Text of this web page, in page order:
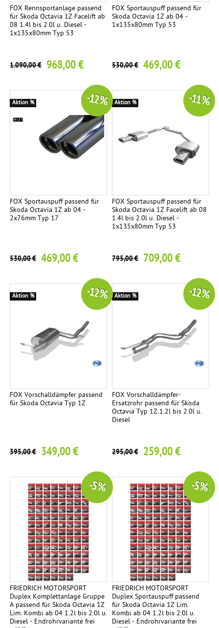
FOX Rennsportanlage passend
für Skoda Octavia 1Z Facelift ab
08 1.4l bis 2.0l u. Diesel -
1x135x80mm Typ 53
1.090,00 € 968,00 €
FOX Sportauspuff passend für
Skoda Octavia 1Z ab 04 -
1x135x80mm Typ 53
530,00 € 469,00 €
FOX Sportauspuff passend für
Skoda Octavia 1Z ab 04 -
2x76mm Typ 17
530,00 € 469,00 €
-12 %
Aktion %
FOX Sportauspuff passend für
Skoda Octavia 1Z Facelift ab 08
1.4l bis 2.0l u. Diesel -
1x135x80mm Typ 53
795,00 € 709,00 €
-11 %
Aktion %
FOX Vorschalldämpfer passend
für Skoda Octavia Typ 1Z
395,00 € 349,00 €
-12 %
Aktion %
FOX Vorschalldämpfer-
Ersatzrohr passend für Skoda
Octavia Typ 1Z 1.2l bis 2.0l u.
Diesel
295,00 € 259,00 €
-12 %
Aktion %
FRIEDRICH MOTORSPORT
Duplex Komplettanlage Gruppe
A passend für Skoda Octavia 1Z
Lim. Kombi ab 04 1.2l bis 2.0l u.
Diesel - Endrohrvariante frei
-5 %
FRIEDRICH MOTORSPORT
Duplex Sportauspuff passend
für Skoda Octavia 1Z Lim.
Kombi ab 04 1.2l bis 2.0l u.
Diesel - Endrohrvariante frei
-5 %